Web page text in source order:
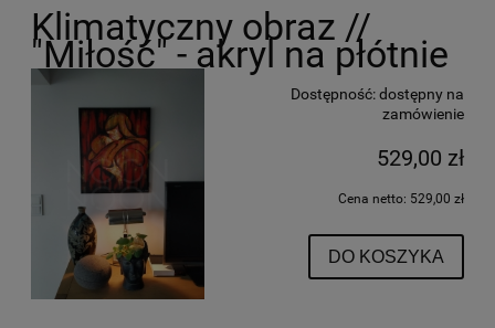
Klimatyczny obraz //
"Miłość" - akryl na płótnie
Dostępność:dostępny na
zamówienie
529,00 zł
Cena netto: 529,00 zł
DO KOSZYKA